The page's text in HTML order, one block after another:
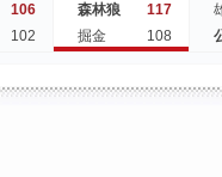
106
102
森林狼
117
掘金
108